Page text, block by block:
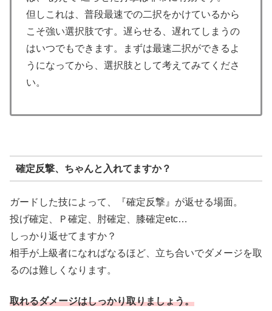
但しこれは、普段最速での二択をかけているから
こそ強い選択肢です。遅らせる、遅れてしまうの
はいつでもできます。まずは最速二択ができるよ
うになってから、選択肢として考えてみてくださ
い。
確定反撃、ちゃんと入れてますか？
ガードした技によって、『確定反撃』が返せる場面。
投げ確定、Ｐ確定、肘確定、膝確定etc…
しっかり返せてますか？
相手が上級者になればなるほど、立ち合いでダメージを取
るのは難しくなります。
取れるダメージはしっかり取りましょう。